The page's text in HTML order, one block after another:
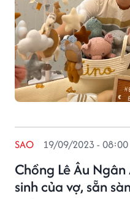
Chồng Lê Âu
sinh của vợ, sẵn
SAO 19/09/2023 - 08:00